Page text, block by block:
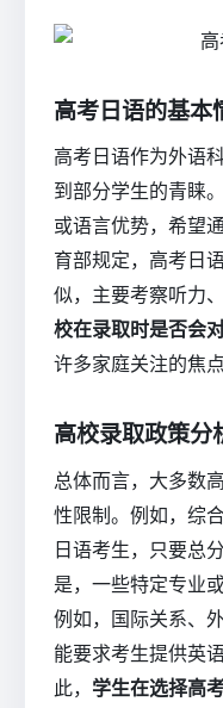
高考日语的基本
高考日语作为外语
到部分学生的青睐
或语言优势，希望
育部规定，高考日
似，主要考察听力
校在录取时是否会
许多家庭关注的焦点
高校录取政策分
总体而言，大多数
性限制。例如，综
日语考生，只要总
是，一些特定专业
例如，国际关系、
能要求考生提供英
此， 学生在选择高